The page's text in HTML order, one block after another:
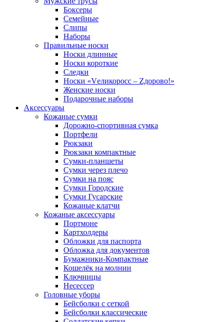
Боксеры
Семейные
Слипы
Наборы
Правильные носки
Носки длинные
Носки короткие
Следки
Носки «Vеликоросс – Zдорово!»
Женские носки
Подарочные наборы
Аксессуары
Кожаные сумки
Дорожно-спортивная сумка
Портфели
Рюкзаки
Рюкзаки компактные
Сумки-планшеты
Сумки через плечо
Сумки на пояс
Сумки Городские
Сумки Гусарские
Кожаные клатчи
Кожаные аксессуары
Портмоне
Картхолдеры
Обложки для паспорта
Обложка для документов
Бумажники-Компактные
Кошелёк на молнии
Ключницы
Несессер
Головные уборы
Бейсболки с сеткой
Бейсболки классические